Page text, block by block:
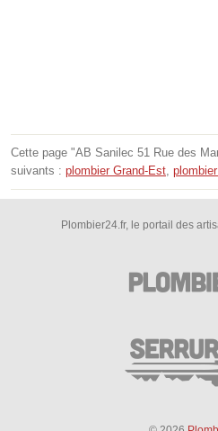
Cette page "AB Sanilec 51 Rue des
suivants : plombier Grand-Est,
Plombier24.fr, le portail des